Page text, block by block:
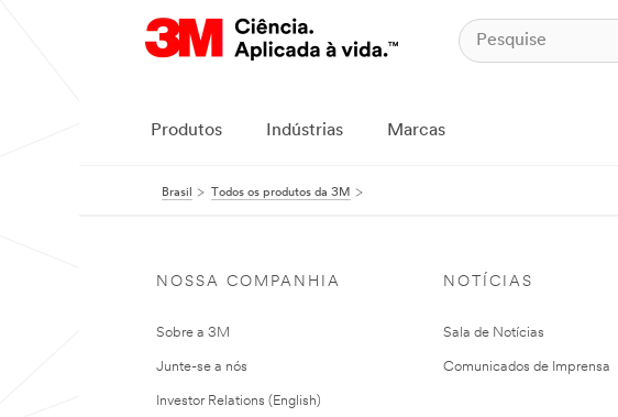
Produtos Indústrias Marcas
Brasil Todos os produtos da 3M
NOSSA COMPANHIA
Sobre a 3M
Junte-se a nós
Investor Relations (English)
NOTÍCIAS
Sala de Notícias
Comunicados de Imprensa